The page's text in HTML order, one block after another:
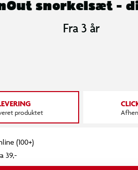
snorkelsæt -
Fra 3 år
produktet
(100+)
39,-